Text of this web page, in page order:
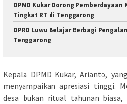
DPMD Kukar Dorong Pemberdayaan
Tingkat RT di Tenggarong
DPRD Luwu Belajar Berbagi
Tenggarong
Kepala DPMD Kukar, Arianto,
menyampaikan apresiasi tinggi.
desa bukan ritual tahunan